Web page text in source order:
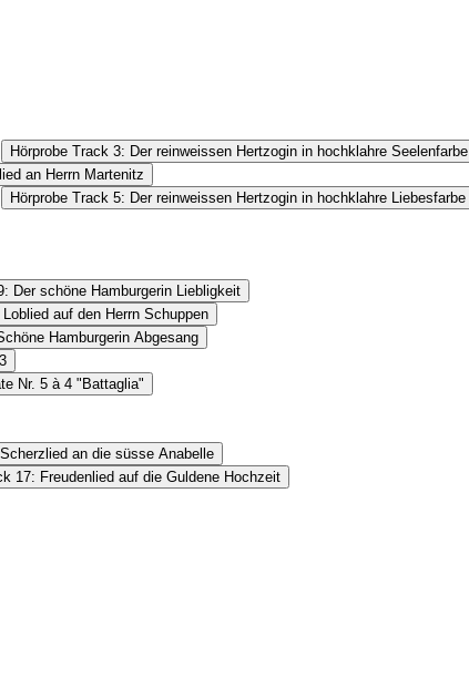
Hörprobe Track 3: Der reinweissen Hertzogin in hochklahre Seelenfarbe
an Herrn Martenitz
Hörprobe Track 5: Der reinweissen Hertzogin in hochklahre Liebesfarbe
Der schöne Hamburgerin Liebligkeit
auf den Herrn Schuppen
Hamburgerin Abgesang
Nr. 5 à 4 "Battaglia"
an die süsse Anabelle
17: Freudenlied auf die Guldene Hochzeit